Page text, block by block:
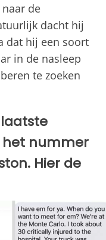
de
dacht hij
dat hij een soort
in de nasleep
te zoeken
het nummer
Hier de